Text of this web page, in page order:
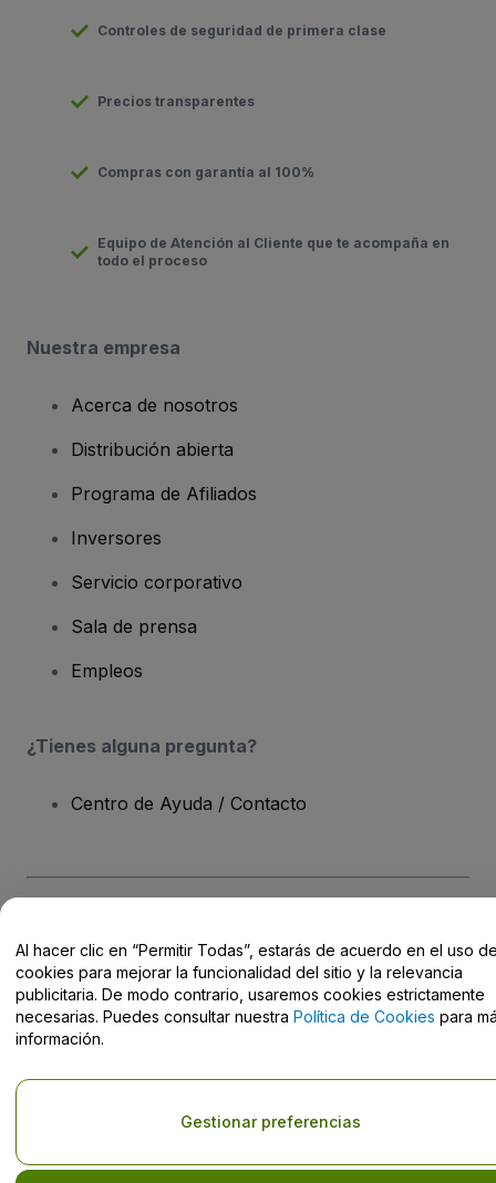
Controles de seguridad de primera clase
Precios transparentes
Compras con garantía al 100%
Equipo de Atención al Cliente que te acompaña en
todo el proceso
Nuestra empresa
Acerca de nosotros
Distribución abierta
Programa de Afiliados
Inversores
Servicio corporativo
Sala de prensa
Empleos
¿Tienes alguna pregunta?
Centro de Ayuda / Contacto
la Empresa
El uso de este sitio web constituye la aceptación de losTérminos y
Condiciones, de laPolítica de Privacidad , de laPolítica de Cookies
y de laPolítica de Privacidad para Móviles
No compartir mi información personal ni tus opciones de
Al hacer clic en “Permitir Todas”, estarás de acuerdo en el uso
cookies para mejorar la funcionalidad del sitio y la relevancia
publicitaria. De modo contrario, usaremos cookies estrictamente
necesarias. Puedes consultar nuestra Política de Cookies para
información.
Gestionar preferencias